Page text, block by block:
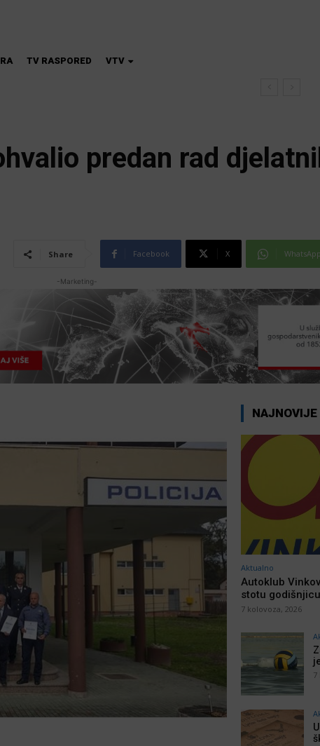
TV RASPORED VTV
predan rad
Share Facebook X WhatsApp
-Marketing-
Aktualno
Autoklub
stotu
7 kolovoza, 2026
7